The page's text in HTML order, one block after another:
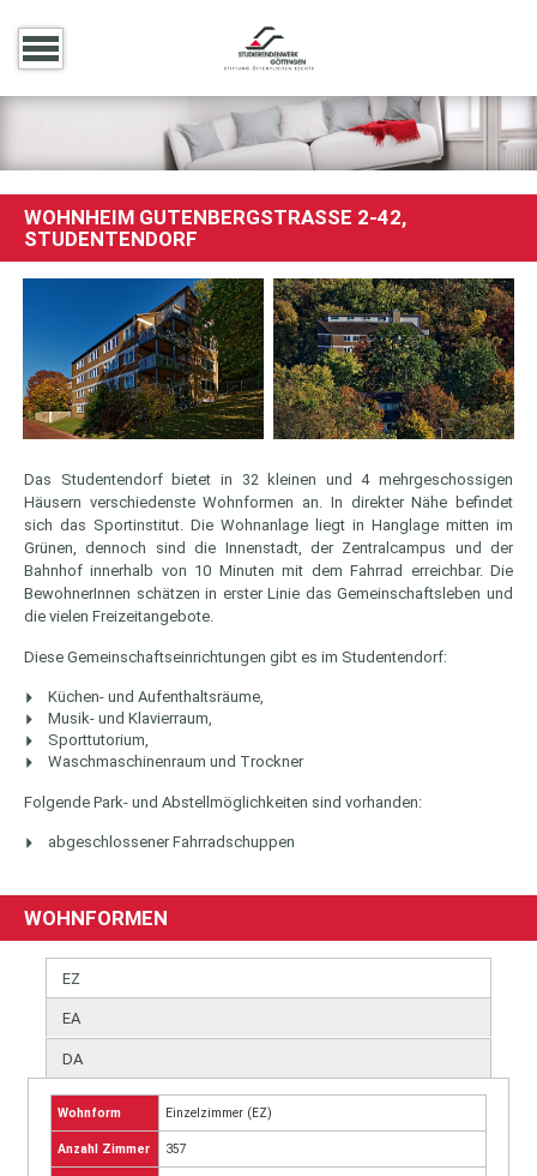
WOHNHEIM GUTENBERGSTRASSE 2-42, S
TUDENTENDORF
Das Studentendorf bietet in 32 kleinen und 4 mehrgeschossigen
Häusern verschiedenste Wohnformen an. In direkter Nähe befindet
sich das Sportinstitut. Die Wohnanlage liegt in Hanglage mitten im
Grünen, dennoch sind die Innenstadt, der Zentralcampus und der
Bahnhof innerhalb von 10 Minuten mit dem Fahrrad erreichbar. Die
BewohnerInnen schätzen in erster Linie das Gemeinschaftsleben und
die vielen Freizeitangebote.
Diese Gemeinschaftseinrichtungen gibt es im Studentendorf:
Küchen- und Aufenthaltsräume,
Musik- und Klavierraum,
Sporttutorium,
Waschmaschinenraum und Trockner
Folgende Park- und Abstellmöglichkeiten sind vorhanden:
abgeschlossener Fahrradschuppen
WOHNFORMEN
EZ
EA
DA
Wohnform Einzelzimmer (EZ)
Anzahl Zimmer 357